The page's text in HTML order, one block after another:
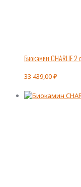
Биокамин CHARLIE 2
33 439,00₽